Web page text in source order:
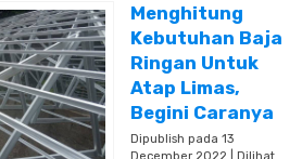
Menghitung
Kebutuhan Baja
Ringan Untuk
Atap Limas,
Begini Caranya
Dipublish pada 13
December 2022 | Dilihat